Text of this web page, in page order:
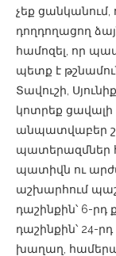
չեք ցանկանում,
դողդողացող
համոզել, որ
պետք է
Տավուշի,
կոտրեք
անպատվաբեր
պատերազմներ
պատիվն ու
աշխարհում
դաշինքին՝ 6-
դաշինքին՝ 24-
խաղաղ,